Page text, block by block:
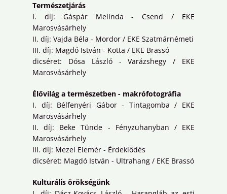
Természetjárás
I. díj: Gáspár Melinda - Csend / EKE
Marosvásárhely
II. díj: Vajda Béla - Mordor / EKE Szatmárnémeti
III. díj: Magdó István - Kotta / EKE Brassó
dicséret: Dósa László - Varázshegy / EKE
Marosvásárhely
Élővilág a természetben - makrófotográfia
I. díj: Bélfenyéri Gábor - Tintagomba / EKE
Marosvásárhely
II. díj: Beke Tünde - Fényzuhanyban / EKE
Marosvásárhely
III. díj: Mezei Elemér - Érdeklődés
dicséret: Magdó István - Ultrahang / EKE Brassó
Kulturális örökségünk